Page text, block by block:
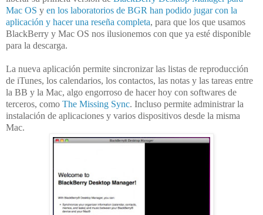
Mac OS y en los laboratorios de BGR han podido jugar con la
aplicación y hacer una reseña completa, para que los que usamos
BlackBerry y Mac OS nos ilusionemos con que ya esté disponible
para la descarga.
La nueva aplicación permite sincronizar las listas de reproducción
de iTunes, los calendarios, los contactos, las notas y las tareas entre
la BB y la Mac, algo engorroso de hacer hoy con softwares de
terceros, como The Missing Sync. Incluso permite administrar la
instalación de aplicaciones y varios dispositivos desde la misma
Mac.